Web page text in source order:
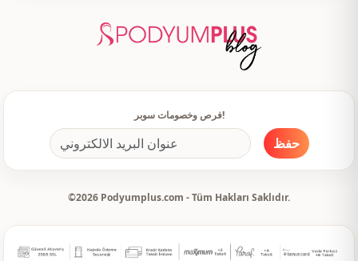
فرص وخصومات سوبر!
حفظ
©2026 Podyumplus.com - Tüm Hakları Saklıdır.